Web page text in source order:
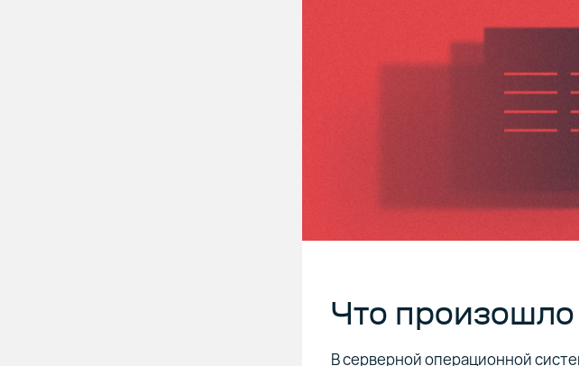
Что произошло
В серверной операционной